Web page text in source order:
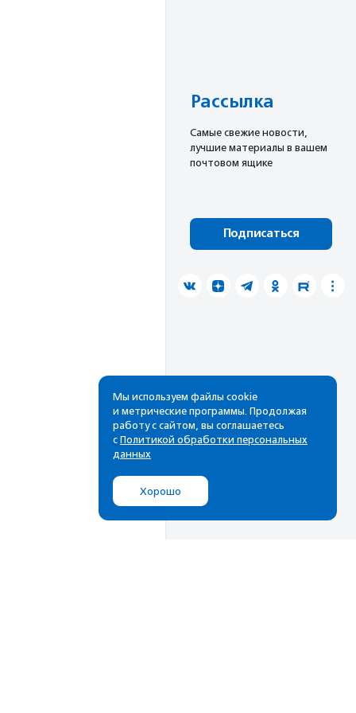
Рассылка
Cамые свежие новости,
лучшие материалы в вашем
почтовом ящике
Подписаться
Мы используем файлы cookie
и метрические программы. Продолжая
работу с сайтом, вы соглашаетесь
с Политикой обработки персональных
данных
Хорошо